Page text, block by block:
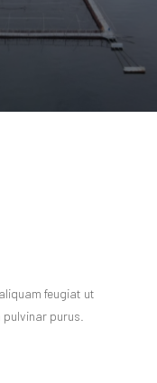
feugiat ut
purus.